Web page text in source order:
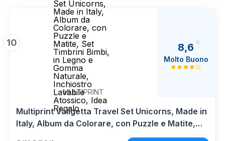
10
Set Unicorns,
Made in Italy,
Album da
Colorare, con
Puzzle e
Matite, Set
Timbrini Bimbi,
in Legno e
Gomma
Naturale,
Inchiostro
Lavabile
Atossico, Idea
Regalo
MULTIPRINT
8,6
Molto Buono
Multiprint Valigetta Travel Set Unicorns, Made in
Italy, Album da Colorare, con Puzzle e Matite,
Set Timbrini Bimbi, in Legno e Gomma Naturale,